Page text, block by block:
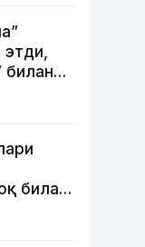
этди,
билан
этди
билан